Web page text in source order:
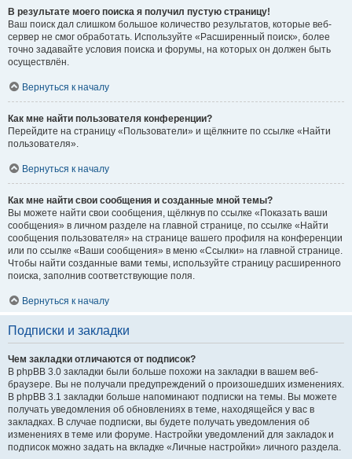
В результате моего поиска я получил пустую страницу!
Ваш поиск дал слишком большое количество результатов, которые веб-
сервер не смог обработать. Используйте «Расширенный поиск», более
точно задавайте условия поиска и форумы, на которых он должен быть
осуществлён.
Вернуться к началу
Как мне найти пользователя конференции?
Перейдите на страницу «Пользователи» и щёлкните по ссылке «Найти
пользователя».
Вернуться к началу
Как мне найти свои сообщения и созданные мной темы?
Вы можете найти свои сообщения, щёлкнув по ссылке «Показать ваши
сообщения» в личном разделе на главной странице, по ссылке «Найти
сообщения пользователя» на странице вашего профиля на конференции
или по ссылке «Ваши сообщения» в меню «Ссылки» на главной странице.
Чтобы найти созданные вами темы, используйте страницу расширенного
поиска, заполнив соответствующие поля.
Вернуться к началу
Подписки и закладки
Чем закладки отличаются от подписок?
В phpBB 3.0 закладки были больше похожи на закладки в вашем веб-
браузере. Вы не получали предупреждений о произошедших изменениях.
В phpBB 3.1 закладки больше напоминают подписки на темы. Вы можете
получать уведомления об обновлениях в теме, находящейся у вас в
закладках. В случае подписки, вы будете получать уведомления об
изменениях в теме или форуме. Настройки уведомлений для закладок и
подписок можно задать на вкладке «Личные настройки» личного раздела.